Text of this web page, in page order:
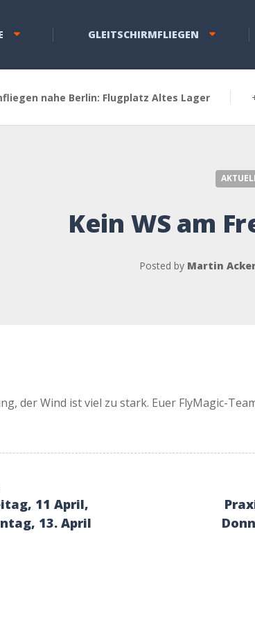
GLEITSCHIRMFLIEGEN
nahe Berlin: Flugplatz Altes Lager
Kein WS am
Kein WS am
Posted by Martin
der Wind ist viel zu stark. Euer FlyMagic-
11 April,
13. April